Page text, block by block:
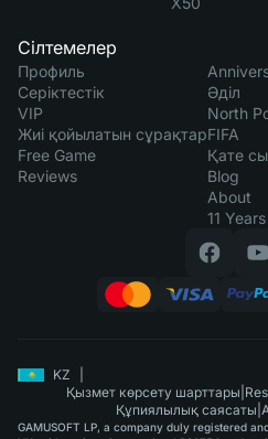
Сілтемелер
Профиль
Серіктестік
VIP
Жиі қойылатын сұрақтар
Free Game
Reviews
Әділ
North
FIFA
Қате
Blog
About
11 Years
KZ
Қызмет көрсету шарттары
Құпиялылық саясаты
GAMUSOFT LP, a company duly registered